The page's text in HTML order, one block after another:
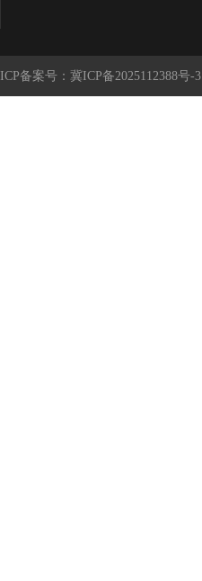
ICP备案号：冀ICP备2025112388号-3